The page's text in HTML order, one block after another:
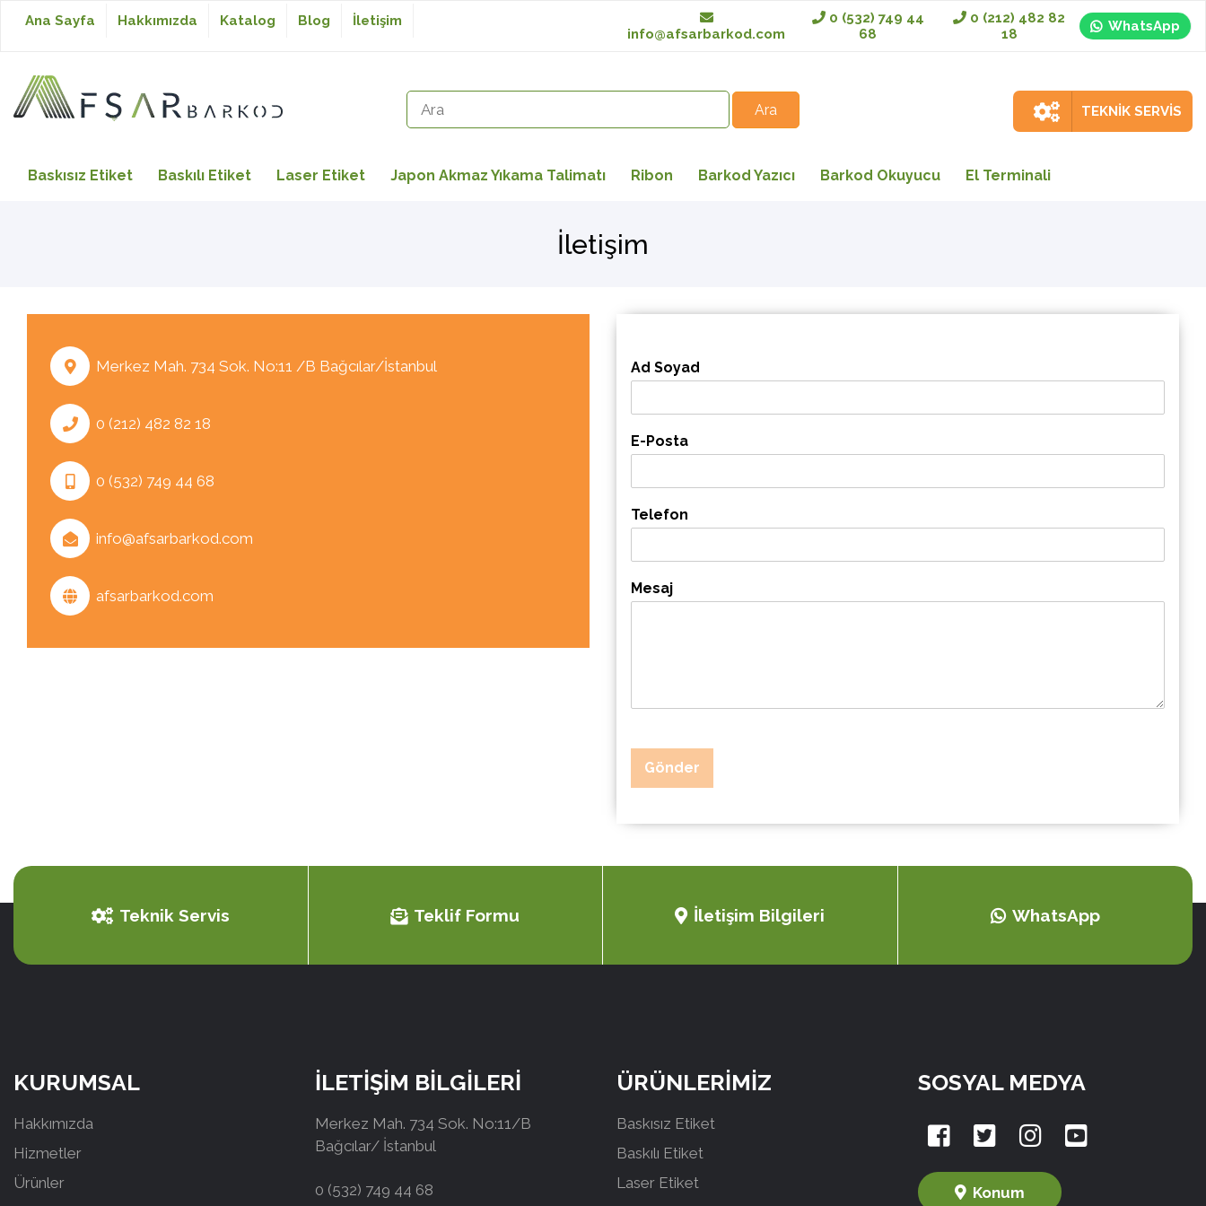
Baskısız Etiket
Japon Akmaz Yıkama
Talimatı
Barkod Yazıcı
Barkod Okuyucu
Ana Sayfa Hakkımızda Katalog Blog
İletişim
info@afsarbarkod.com
0 (532) 749 44
68
0 (212) 482 82
18
WhatsApp
TEKNİK SERVİS
Baskısız Etiket Baskılı Etiket Laser Etiket Japon Akmaz Yıkama Talimatı Ribon Barkod Yazıcı Barkod Okuyucu El Terminali
İletişim
Merkez Mah. 734 Sok. No:11 /B Bağcılar/İstanbul
0 (212) 482 82 18
0 (532) 749 44 68
info@afsarbarkod.com
afsarbarkod.com
Ad Soyad
E-Posta
Telefon
Mesaj
Gönder
Teknik Servis Teklif Formu İletişim Bilgileri WhatsApp
KURUMSAL
Hakkımızda
Hizmetler
Ürünler
İLETİŞİM BİLGİLERİ
Merkez Mah. 734 Sok. No:11/B
Bağcılar/ İstanbul
0 (532) 749 44 68
ÜRÜNLERİMİZ
Baskısız Etiket
Baskılı Etiket
Laser Etiket
SOSYAL MEDYA
Konum